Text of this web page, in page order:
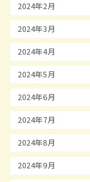
2024年2月
2024年3月
2024年4月
2024年5月
2024年6月
2024年7月
2024年8月
2024年9月